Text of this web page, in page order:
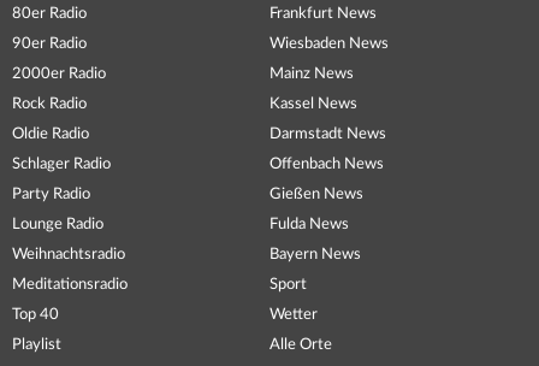
80er Radio
90er Radio
2000er Radio
Rock Radio
Oldie Radio
Schlager Radio
Party Radio
Lounge Radio
Weihnachtsradio
Meditationsradio
Top 40
Playlist
Frankfurt News
Wiesbaden News
Mainz News
Kassel News
Darmstadt News
Offenbach News
Gießen News
Fulda News
Bayern News
Sport
Wetter
Alle Orte